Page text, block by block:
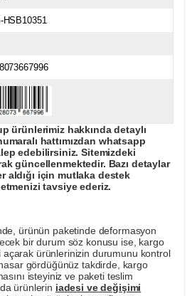
HSB10351
ürünlerimiz hakkında detaylı
hattımızdan whatsapp
edebilirsiniz. Sitemizdeki
güncellenmektedir. Bazı detaylar
aldığı için mutlaka destek
tavsiye ederiz.
ürünün paketinde deformasyon
bir durum söz konusu ise, kargo
açarak ürünlerinizin durumunu kontrol
gördüğünüz takdirde, kargo
isteyiniz ve paketi teslim
ürünlerin iadesi ve değişimi